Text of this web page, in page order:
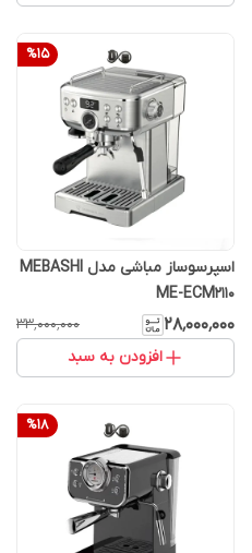
%15
اسپرسوساز مباشی مدل MEBASHI
ME-ECM2110
۲۸٬۰۰۰٬۰۰۰ ۳۳٬۰۰۰٬۰۰۰
افزودن به سبد
%18